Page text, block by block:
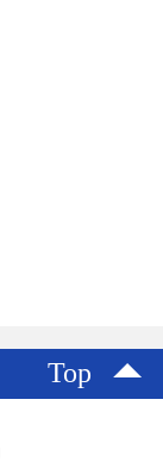
Top